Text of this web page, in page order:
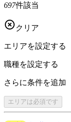
697件該当
 クリア
エリアを設定する
職種を設定する
さらに条件を追加
エリアは必須です